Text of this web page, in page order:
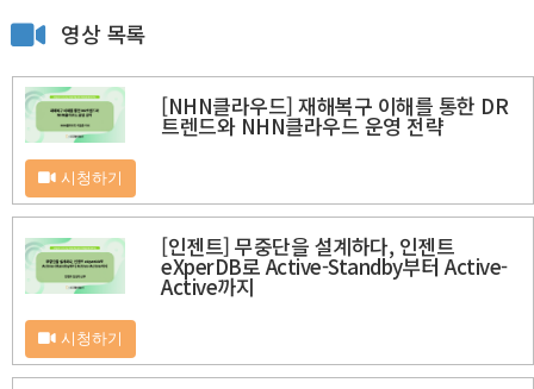
영상 목록
[NHN클라우드] 재해복구 이해를 통한 DR
트렌드와 NHN클라우드 운영 전략
시청하기
[인젠트] 무중단을 설계하다, 인젠트
eXperDB로 Active-Standby부터 Active-
Active까지
시청하기